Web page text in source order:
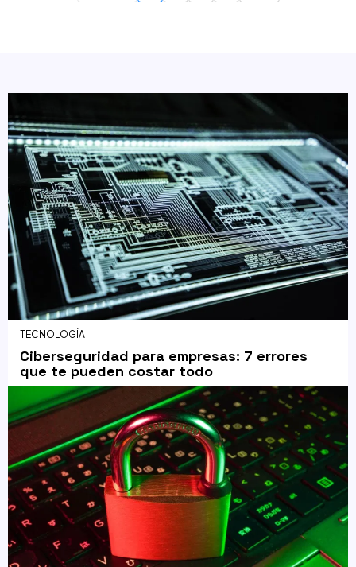
TECNOLOGÍA
Ciberseguridad para empresas: 7 errores
que te pueden costar todo